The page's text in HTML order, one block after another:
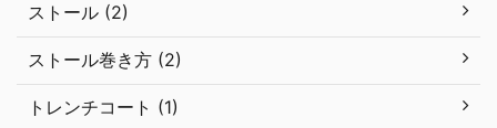
ストール (2)
ストール巻き方 (2)
トレンチコート (1)